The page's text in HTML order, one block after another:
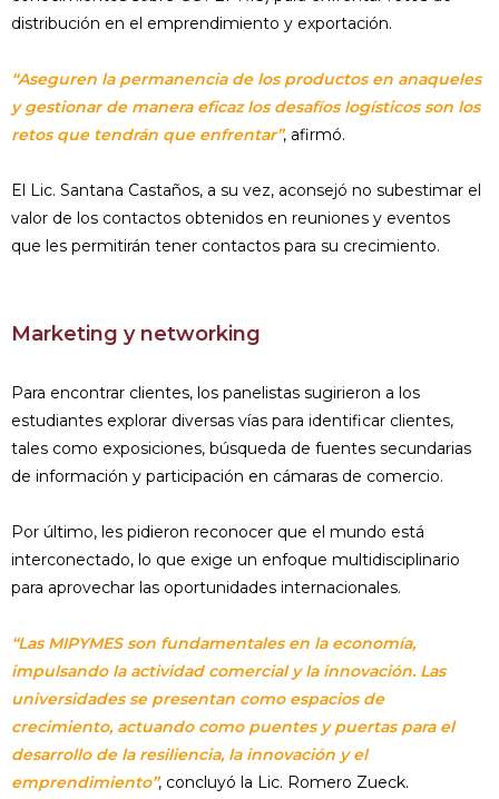
distribución en el emprendimiento y exportación.
“Aseguren la permanencia de los productos en anaqueles
y gestionar de manera eficaz los desafíos logísticos son los
retos que tendrán que enfrentar”, afirmó.
El Lic. Santana Castaños, a su vez, aconsejó no subestimar el
valor de los contactos obtenidos en reuniones y eventos
que les permitirán tener contactos para su crecimiento.
Marketing y networking
Para encontrar clientes, los panelistas sugirieron a los
estudiantes explorar diversas vías para identificar clientes,
tales como exposiciones, búsqueda de fuentes secundarias
de información y participación en cámaras de comercio.
Por último, les pidieron reconocer que el mundo está
interconectado, lo que exige un enfoque multidisciplinario
para aprovechar las oportunidades internacionales.
“Las MIPYMES son fundamentales en la economía,
impulsando la actividad comercial y la innovación. Las
universidades se presentan como espacios de
crecimiento, actuando como puentes y puertas para el
desarrollo de la resiliencia, la innovación y el
emprendimiento”, concluyó la Lic. Romero Zueck.